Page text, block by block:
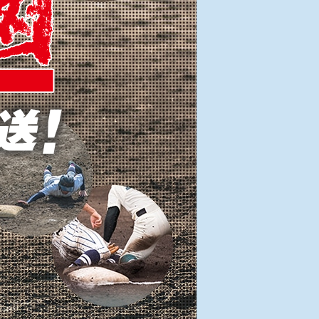
プレイバック一挙放送！
はこちら